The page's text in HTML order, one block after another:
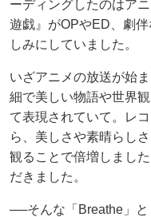
ーディングしたのはア
遊戯』がOPやED、劇
しみにしていました。
いざアニメの放送が始
細で美しい物語や世界
て表現されていて。レ
ら、美しさや素晴らし
観ることで倍増しまし
だきました。
──そんな「Breathe」